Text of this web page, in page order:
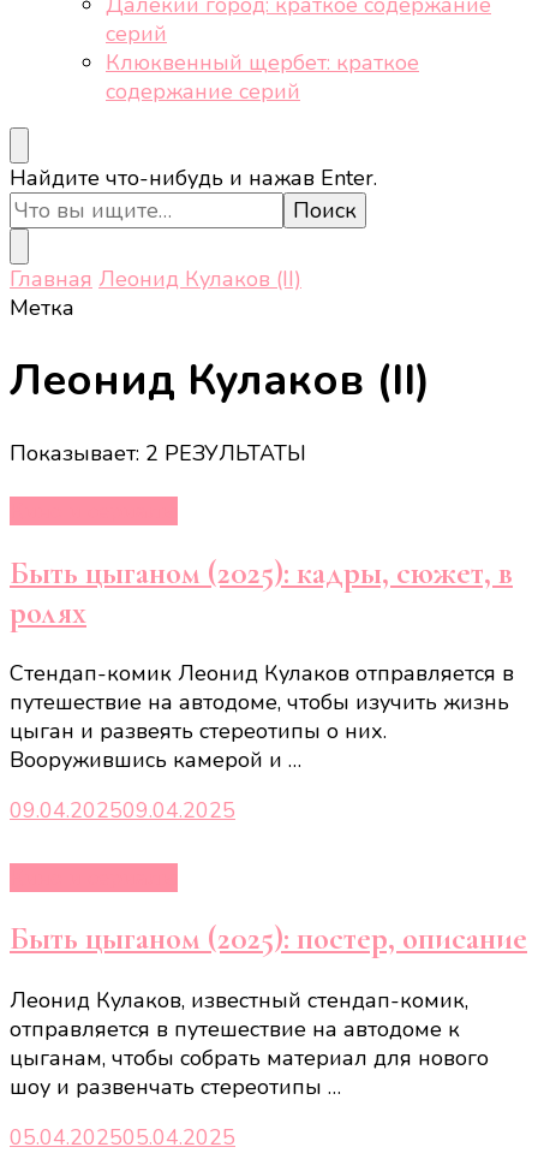
серий
Клюквенный щербет: краткое
содержание серий
Ищите
что-
то?
Найдите что-нибудь и нажав Enter.
Главная Леонид Кулаков (II)
Метка
Леонид Кулаков (II)
Показывает: 2 РЕЗУЛЬТАТЫ
Быть цыганом (2025): кадры, сюжет, в
ролях
Стендап-комик Леонид Кулаков отправляется в
путешествие на автодоме, чтобы изучить жизнь
цыган и развеять стереотипы о них.
Вооружившись камерой и …
09.04.202509.04.2025
Быть цыганом (2025): постер, описание
Леонид Кулаков, известный стендап-комик,
отправляется в путешествие на автодоме к
цыганам, чтобы собрать материал для нового
шоу и развенчать стереотипы …
05.04.202505.04.2025